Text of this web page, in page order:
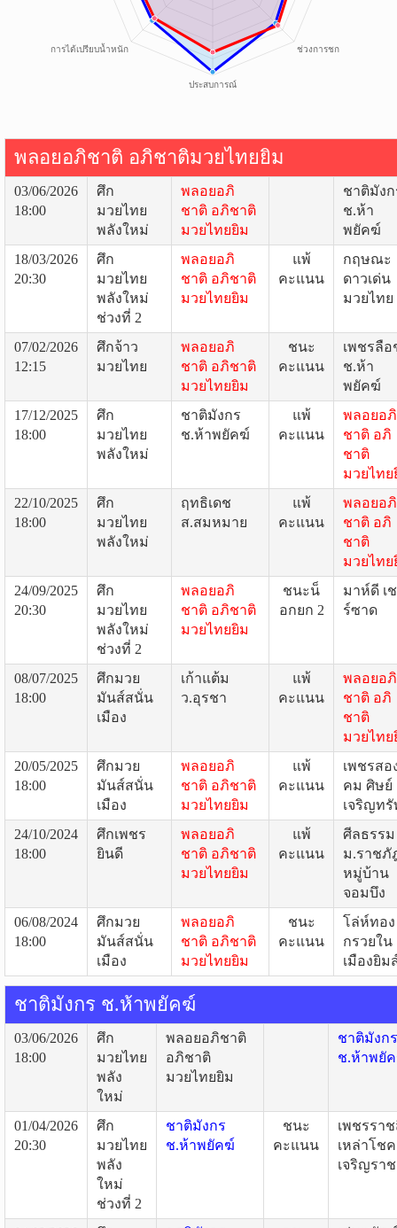
พลอยอภิชาติ อภิชาติมวยไทยยิม
03/06/2026
18:00
ศึก
มวยไทย
พลังใหม่
พลอยอภิ
ชาติ อภิชาติ
มวยไทยยิม
ชาติมัง
ช.ห้า
พยัคฆ์
18/03/2026
20:30
ศึก
มวยไทย
พลังใหม่
ช่วงที่ 2
พลอยอภิ
ชาติ อภิชาติ
มวยไทยยิม
แพ้
คะแนน
กฤษณะ
ดาวเด่น
มวยไทย
07/02/2026
12:15
ศึกจ้าว
มวยไทย
พลอยอภิ
ชาติ อภิชาติ
มวยไทยยิม
ชนะ
คะแนน
เพชรลือ
ช.ห้า
พยัคฆ์
17/12/2025
18:00
ศึก
มวยไทย
พลังใหม่
ชาติมังกร
ช.ห้าพยัคฆ์
แพ้
คะแนน
พลอยอภิ
ชาติ อภิ
ชาติ
มวยไทย
22/10/2025
18:00
ศึก
มวยไทย
พลังใหม่
ฤทธิเดช
ส.สมหมาย
แพ้
คะแนน
พลอยอภิ
ชาติ อภิ
ชาติ
มวยไทย
24/09/2025
20:30
ศึก
มวยไทย
พลังใหม่
ช่วงที่ 2
พลอยอภิ
ชาติ อภิชาติ
มวยไทยยิม
ชนะน็
อกยก 2
มาห์ดี เ
ร์ซาด
08/07/2025
18:00
ศึกมวย
มันส์สนั่น
เมือง
เก้าแต้ม
ว.อุรชา
แพ้
คะแนน
พลอยอภิ
ชาติ อภิ
ชาติ
มวยไทย
20/05/2025
18:00
ศึกมวย
มันส์สนั่น
เมือง
พลอยอภิ
ชาติ อภิชาติ
มวยไทยยิม
แพ้
คะแนน
เพชรสอ
คม ศิษย์
เจริญทรั
24/10/2024
18:00
ศึกเพชร
ยินดี
พลอยอภิ
ชาติ อภิชาติ
มวยไทยยิม
แพ้
คะแนน
ศีลธรรม
ม.ราชภั
หมู่บ้าน
จอมบึง
06/08/2024
18:00
ศึกมวย
มันส์สนั่น
เมือง
พลอยอภิ
ชาติ อภิชาติ
มวยไทยยิม
ชนะ
คะแนน
โล่ห์ทอง
กรวยใน
เมืองยิม
ชาติมังกร ช.ห้าพยัคฆ์
03/06/2026
18:00
ศึก
มวยไทย
พลัง
ใหม่
พลอยอภิชาติ
อภิชาติ
มวยไทยยิม
ชาติมังกร
ช.ห้าพยั
01/04/2026
20:30
ศึก
มวยไทย
พลัง
ใหม่
ช่วงที่ 2
ชาติมังกร
ช.ห้าพยัคฆ์
ชนะ
คะแนน
เพชรรา
เหล่าโชค
เจริญรา